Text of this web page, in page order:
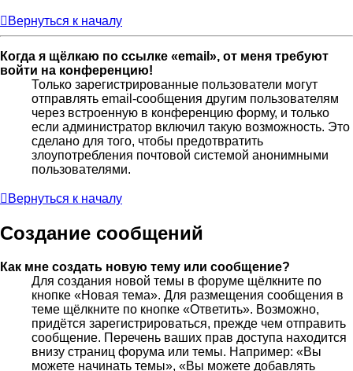
Вернуться к началу
Когда я щёлкаю по ссылке «email», от меня требуют
войти на конференцию!
Только зарегистрированные пользователи могут
отправлять email-сообщения другим пользователям
через встроенную в конференцию форму, и только
если администратор включил такую возможность. Это
сделано для того, чтобы предотвратить
злоупотребления почтовой системой анонимными
пользователями.
Вернуться к началу
Создание сообщений
Как мне создать новую тему или сообщение?
Для создания новой темы в форуме щёлкните по
кнопке «Новая тема». Для размещения сообщения в
теме щёлкните по кнопке «Ответить». Возможно,
придётся зарегистрироваться, прежде чем отправить
сообщение. Перечень ваших прав доступа находится
внизу страниц форума или темы. Например: «Вы
можете начинать темы», «Вы можете добавлять